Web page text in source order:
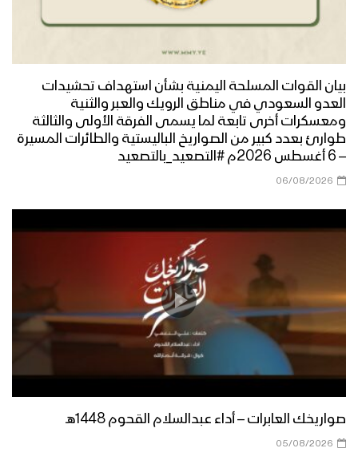
بيان القوات المسلحة اليمنية بشأن استهداف تحشيدات
العدو السعودي في مناطق الرويك والعبر والثنية
ومعسكرات أخرى تابعة لما يسمى الفرقة الأولى والثالثة
طوارئ بعدد كبير من الصواريخ الباليستية والطائرات المسيرة
– 6 أغسطس 2026م #التصعيد_بالتصعيد
06/08/2026
صواريخك العابرات – أداء عبدالسلام القحوم 1448هـ
05/08/2026